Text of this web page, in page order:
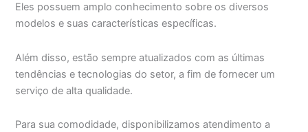
Eles possuem amplo conhecimento sobre os diversos
modelos e suas características específicas.
Além disso, estão sempre atualizados com as últimas
tendências e tecnologias do setor, a fim de fornecer um
serviço de alta qualidade.
Para sua comodidade, disponibilizamos atendimento a